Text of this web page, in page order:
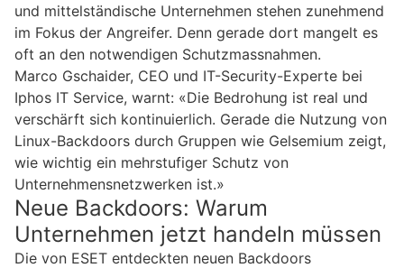
und mittelständische Unternehmen stehen zunehmend
im Fokus der Angreifer. Denn gerade dort mangelt es
oft an den notwendigen Schutzmassnahmen.
Marco Gschaider, CEO und IT-Security-Experte bei
Iphos IT Service, warnt: «Die Bedrohung ist real und
verschärft sich kontinuierlich. Gerade die Nutzung von
Linux-Backdoors durch Gruppen wie Gelsemium zeigt,
wie wichtig ein mehrstufiger Schutz von
Unternehmensnetzwerken ist.»
Neue Backdoors: Warum
Unternehmen jetzt handeln müssen
Die von ESET entdeckten neuen Backdoors